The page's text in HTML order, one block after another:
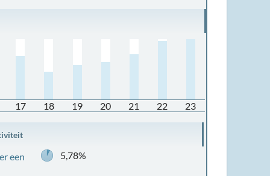
17 18 19 20 21 22 23
een 5,78%